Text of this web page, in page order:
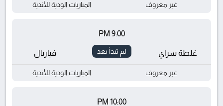
غير معروف المباريات الودية للأندية
غلطة سراي
9:00 PM
لم تبدأ بعد فياريال
غير معروف المباريات الودية للأندية
10:00 PM